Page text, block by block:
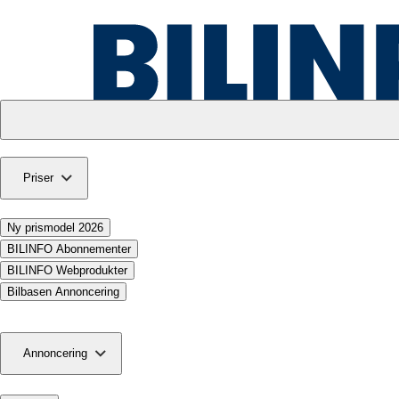
Priser
Ny prismodel 2026
BILINFO Abonnementer
BILINFO Webprodukter
Bilbasen Annoncering
Annoncering